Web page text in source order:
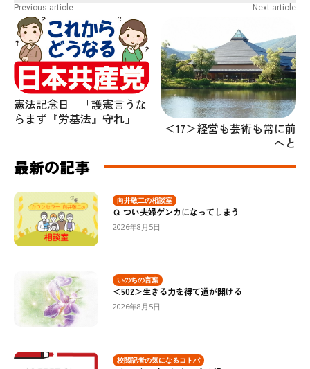
Previous article
憲法記念日 「護憲言うな
らまず『労基法』守れ」
Next article
＜17＞経営も芸術も常に前
へと
最新の記事
向井敬二の相談室
Ｑ.つい夫婦ゲンカになってしまう
2026年8月5日
いのちの言葉
＜502＞生きる力を得て道が開ける
2026年8月5日
校閲記者の気になるコトバ